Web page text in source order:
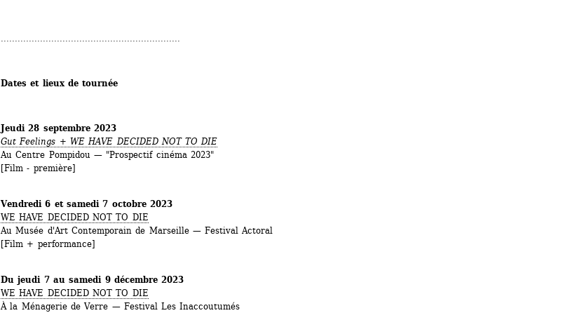
................................................................
Dates et lieux de tournée
Jeudi 28 septembre 2023
Gut Feelings + WE HAVE DECIDED NOT TO DIE
Au Centre Pompidou — "Prospectif cinéma 2023"
[Film - première]
Vendredi 6 et samedi 7 octobre 2023
WE HAVE DECIDED NOT TO DIE
Au Musée d'Art Contemporain de Marseille — Festival Actoral
[Film + performance]
Du jeudi 7 au samedi 9 décembre 2023
WE HAVE DECIDED NOT TO DIE
À la Ménagerie de Verre — Festival Les Inaccoutumés